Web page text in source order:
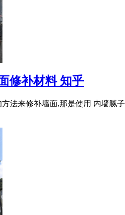
修补材料 知乎
法来修补墙面,那是使用 内墙腻